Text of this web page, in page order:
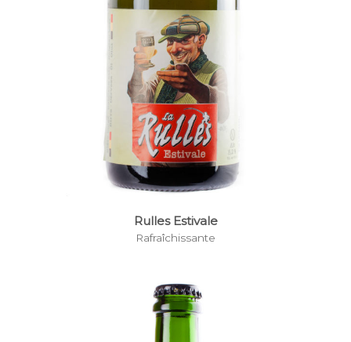
Rulles Estivale
Rafraîchissante